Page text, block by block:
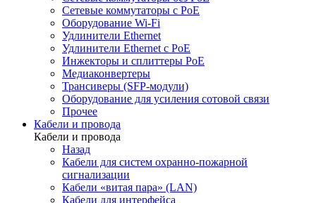
Сетевые коммутаторы с PoE
Оборудование Wi-Fi
Удлинители Ethernet
Удлинители Ethernet с PoE
Инжекторы и сплиттеры PoE
Медиаконвертеры
Трансиверы (SFP-модули)
Оборудование для усиления сотовой связи
Прочее
Кабели и провода
Кабели и провода
Назад
Кабели для систем охранно-пожарной
сигнализации
Кабели «витая пара» (LAN)
Кабели для интерфейса